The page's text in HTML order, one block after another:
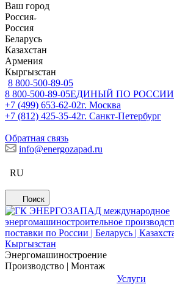
Ваш город
Россия
Россия
Беларусь
Казахстан
Армения
Кыргызстан
8 800-500-89-05
8 800-500-89-05ЕДИНЫЙ ПО РОССИИ
+7 (499) 653-62-02г. Москва
+7 (812) 425-35-42г. Санкт-Петербург
Обратная связь
info@energozapad.ru
RU
Поиск
Энергомашиностроение
Производство | Монтаж
Услуги